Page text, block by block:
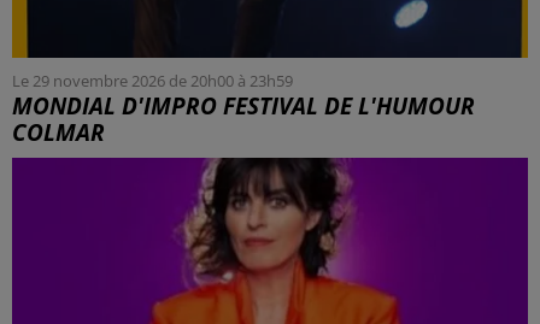
Le 29 novembre 2026 de 20h00 à 23h59
MONDIAL D'IMPRO FESTIVAL DE L'HUMOUR
COLMAR